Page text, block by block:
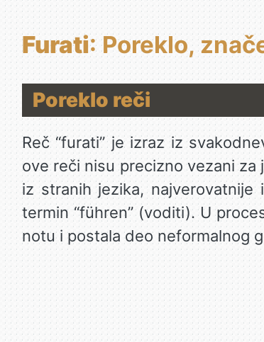
Furati: Poreklo,
Poreklo reči
Reč “furati” je izraz iz
ove reči nisu precizno vezani
iz stranih jezika,
termin “führen” (voditi). U
notu i postala deo neformalnog